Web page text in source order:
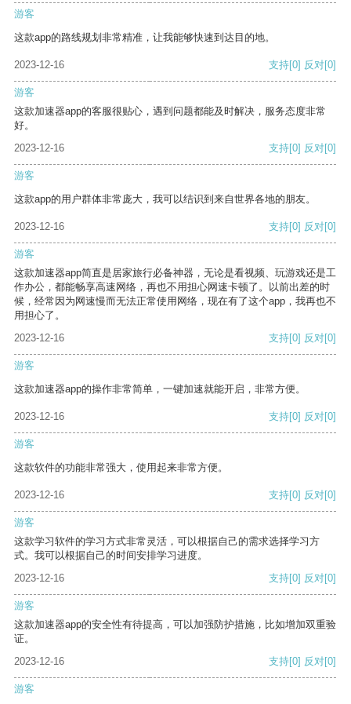
游客
这款app的路线规划非常精准，让我能够快速到达目的地。
2023-12-16 支持[0] 反对[0]
游客
这款加速器app的客服很贴心，遇到问题都能及时解决，服务态度非常
好。
2023-12-16
支持[0] 反对[0]
游客
这款app的用户群体非常庞大，我可以结识到来自世界各地的朋友。
2023-12-16 支持[0] 反对[0]
游客
这款加速器app简直是居家旅行必备神器，无论是看视频、玩游戏还是工
作办公，都能畅享高速网络，再也不用担心网速卡顿了。以前出差的时
候，经常因为网速慢而无法正常使用网络，现在有了这个app，我再也不
用担心了。
2023-12-16
支持[0] 反对[0]
游客
这款加速器app的操作非常简单，一键加速就能开启，非常方便。
2023-12-16 支持[0] 反对[0]
游客
这款软件的功能非常强大，使用起来非常方便。
2023-12-16 支持[0] 反对[0]
游客
这款学习软件的学习方式非常灵活，可以根据自己的需求选择学习方
式。我可以根据自己的时间安排学习进度。
2023-12-16
支持[0] 反对[0]
游客
这款加速器app的安全性有待提高，可以加强防护措施，比如增加双重验
证。
2023-12-16
支持[0] 反对[0]
游客